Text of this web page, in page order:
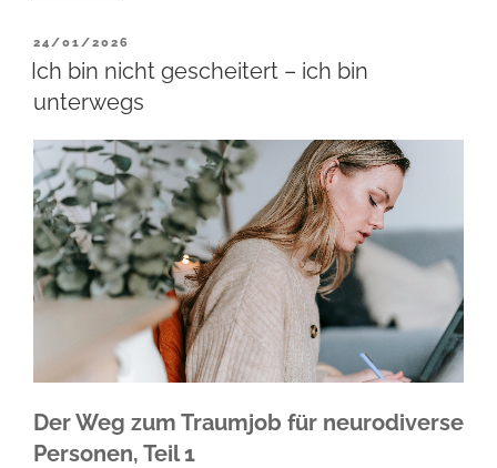
–
Was
Neurodiversität
VERÖFFENTLICHT
AM
24/01/2026
Ich bin nicht gescheitert – ich bin
unterwegs
Der Weg zum Traumjob für neurodiverse
Personen, Teil 1